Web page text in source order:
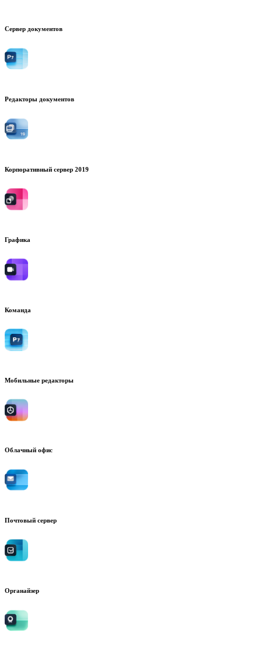
Сервер документов
Редакторы документов
Корпоративный сервер 2019
Графика
Команда
Мобильные редакторы
Облачный офис
Почтовый сервер
Органайзер